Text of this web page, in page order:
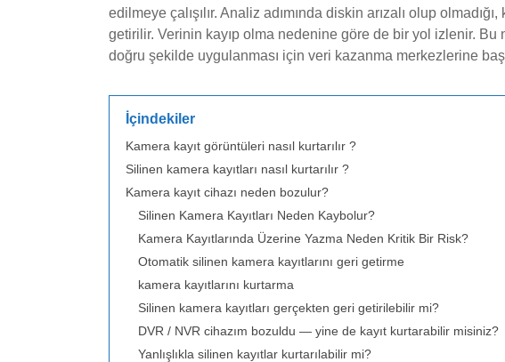
edilmeye çalışılır. Analiz adımında diskin arızalı olup
getirilir. Verinin kayıp olma nedenine göre de bir yol izlenir.
doğru şekilde uygulanması için veri kazanma merkezlerine
İçindekiler
Kamera kayıt görüntüleri nasıl kurtarılır ?
Silinen kamera kayıtları nasıl kurtarılır ?
Kamera kayıt cihazı neden bozulur?
Silinen Kamera Kayıtları Neden Kaybolur?
Kamera Kayıtlarında Üzerine Yazma Neden Kritik Bir Risk?
Otomatik silinen kamera kayıtlarını geri getirme
kamera kayıtlarını kurtarma
Silinen kamera kayıtları gerçekten geri getirilebilir mi?
DVR / NVR cihazım bozuldu — yine de kayıt kurtarabilir misiniz?
Yanlışlıkla silinen kayıtlar kurtarılabilir mi?